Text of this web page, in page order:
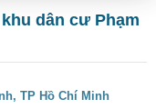
dân cư Phạm
TP Hồ Chí Minh